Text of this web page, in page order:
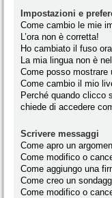
Impostazioni e
Come cambio le mie
L’ora non è corretta!
Ho cambiato il fuso
La mia lingua non è
Come posso mostrare
Come cambio il mio
Perché quando clicco
chiede di accedere
Scrivere messaggi
Come apro un
Come modifico o
Come aggiungo una
Come creo un
Come modifico o